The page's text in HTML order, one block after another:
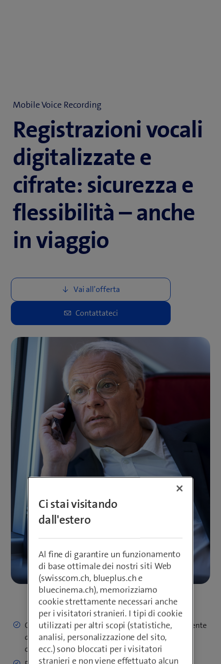
Mobile Voice Recording
Registrazioni vocali
digitalizzate e
cifrate: sicurezza e
flessibilità – anche
in viaggio
Condurre conversazioni vincolanti indipendentemente
da luogo e tempo luogo e pertanto stipulare anche
contratti verbali in modo documentabile
Ci stai visitando
dall'estero
Al fine di garantire un funzionamento
di base ottimale dei nostri siti Web
(swisscom.ch, blueplus.ch e
bluecinema.ch), memorizziamo
cookie strettamente necessari anche
per i visitatori stranieri. I tipi di cookie
utilizzati per altri scopi (statistiche,
analisi, personalizzazione del sito,
ecc.) sono bloccati per i visitatori
stranieri e non viene effettuato alcun